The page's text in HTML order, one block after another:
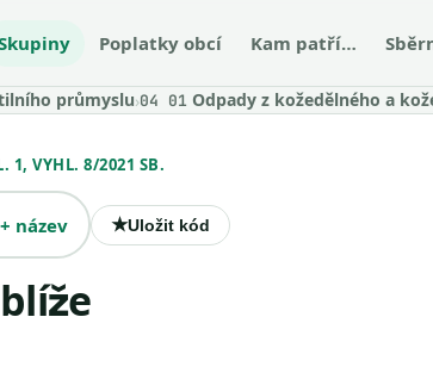
Poplatky obcí Kam patří…
průmyslu›04 01 Odpady z kožedělného a
1, VYHL. 8/2021 SB.
+ název ★Uložit kód